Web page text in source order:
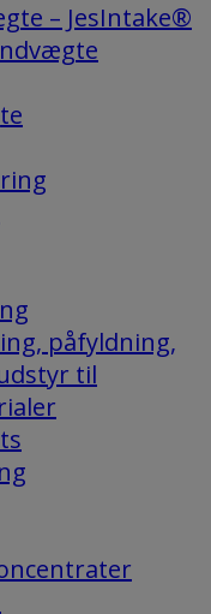
– JesIntake®
påfyldning,
til